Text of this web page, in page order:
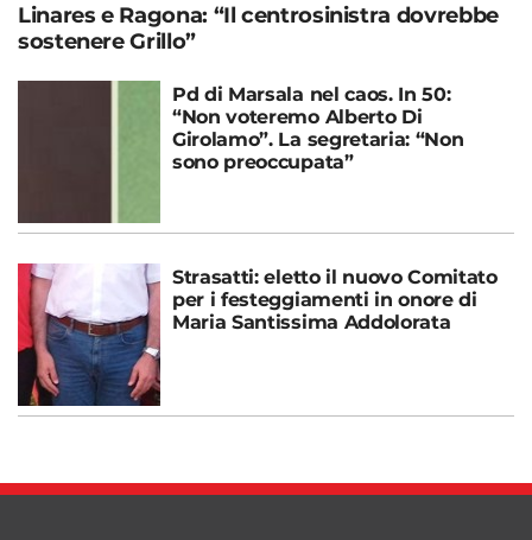
Linares e Ragona: “Il centrosinistra dovrebbe
sostenere Grillo”
Pd di Marsala nel caos. In 50:
“Non voteremo Alberto Di
Girolamo”. La segretaria: “Non
sono preoccupata”
Strasatti: eletto il nuovo Comitato
per i festeggiamenti in onore di
Maria Santissima Addolorata